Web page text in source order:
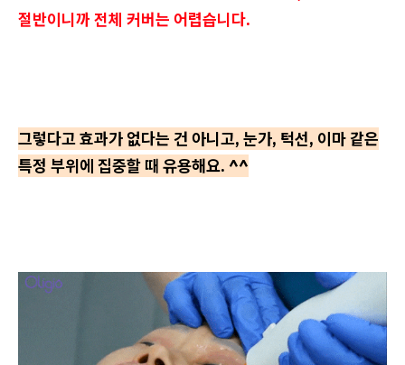
절반이니까 전체 커버는 어렵습니다.
그렇다고 효과가 없다는 건 아니고, 눈가, 턱선, 이마 같은
특정 부위에 집중할 때 유용해요. ^^